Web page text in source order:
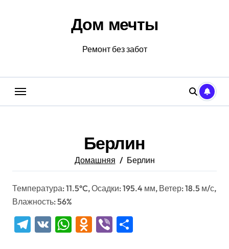
Дом мечты
Ремонт без забот
Берлин
Домашняя Берлин
Температура: 11.5°C, Осадки: 195.4 мм, Ветер: 18.5 м/с,
Влажность: 56%
Telegram
VK WhatsApp
Odnoklassniki
Viber